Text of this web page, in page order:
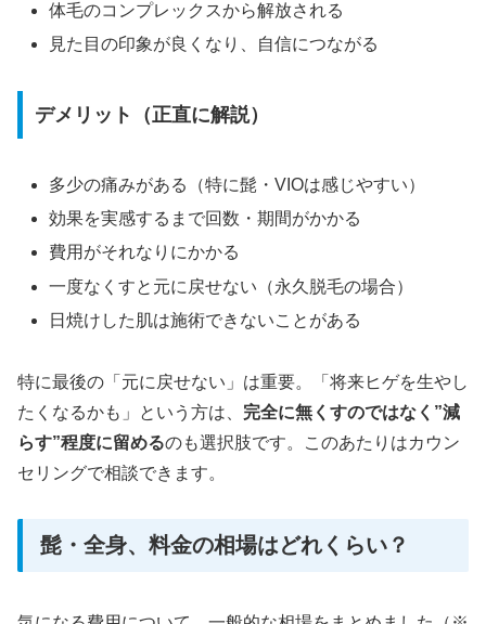
体毛のコンプレックスから解放される
見た目の印象が良くなり、自信につながる
デメリット（正直に解説）
多少の痛みがある（特に髭・VIOは感じやすい）
効果を実感するまで回数・期間がかかる
費用がそれなりにかかる
一度なくすと元に戻せない（永久脱毛の場合）
日焼けした肌は施術できないことがある
特に最後の「元に戻せない」は重要。「将来ヒゲを生やし
たくなるかも」という方は、 完全に無くすのではなく”減
らす”程度に留めるのも選択肢です。このあたりはカウン
セリングで相談できます。
髭・全身、料金の相場はどれくらい？